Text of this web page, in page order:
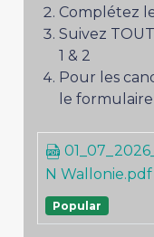
Complétez
Suivez
1 & 2
Pour les
le
N Wallonie.pdf
Popular